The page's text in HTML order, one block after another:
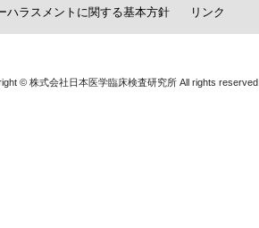
ハラスメントに関する基本方針 リンク
© 株式会社日本医学臨床検査研究所 All rights reserved.